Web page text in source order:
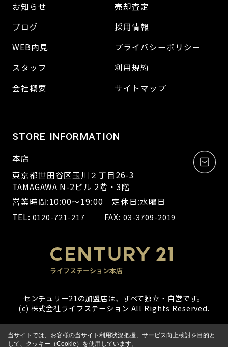
お知らせ
ブログ
WEB内見
スタッフ
会社概要
売却査定
採用情報
プライバシーポリシー
利用規約
サイトマップ
STORE INFORMATION
本店
東京都世田谷区玉川２丁目26-3
TAMAGAWA N-2ビル 2階・3階
営業時間:10:00～19:00 定休日:水曜日
TEL: 0120-721-217 FAX:03-3709-2019
センチュリー21の加盟店は、すべて独立・自営です。
(c) 株式会社ライフステーション All Rights Reserved.
当サイトでは、お客様の当サイト利用状況把握、サービス向上検討を目的と
して、クッキー（Cookie）を使用しています。